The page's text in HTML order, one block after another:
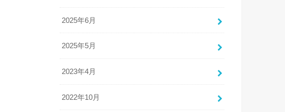
2025年6月
2025年5月
2023年4月
2022年10月